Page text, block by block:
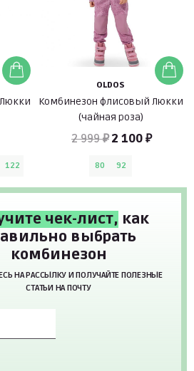
122
OLDOS
Комбинезон флисовый Люкки
(чайная роза)
2 999 ₽ 2 100 ₽
80 92
чек-лист, как
выбрать
комбинезон
НА РАССЫЛКУ И ПОЛУЧАЙТЕ ПОЛЕЗНЫЕ
СТАТЬИ НА ПОЧТУ